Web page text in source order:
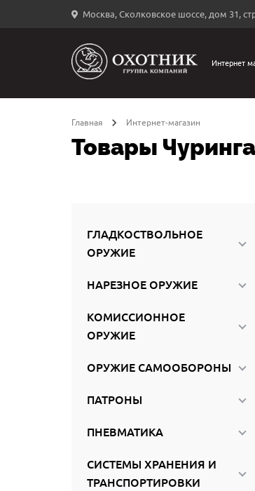
Москва, Сколковское шоссе, дом 31,
←
Интернет
Главная Интернет-магазин
Товары Чуринга
ГЛАДКОСТВОЛЬНОЕ
ОРУЖИЕ
НАРЕЗНОЕ ОРУЖИЕ
КОМИССИОННОЕ
ОРУЖИЕ
ОРУЖИЕ САМООБОРОНЫ
ПАТРОНЫ
ПНЕВМАТИКА
СИСТЕМЫ ХРАНЕНИЯ И
ТРАНСПОРТИРОВКИ